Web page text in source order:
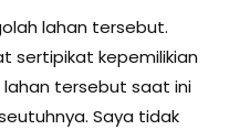
lahan tersebut.
sertipikat kepemilikian
lahan tersebut saat ini
Saya tidak